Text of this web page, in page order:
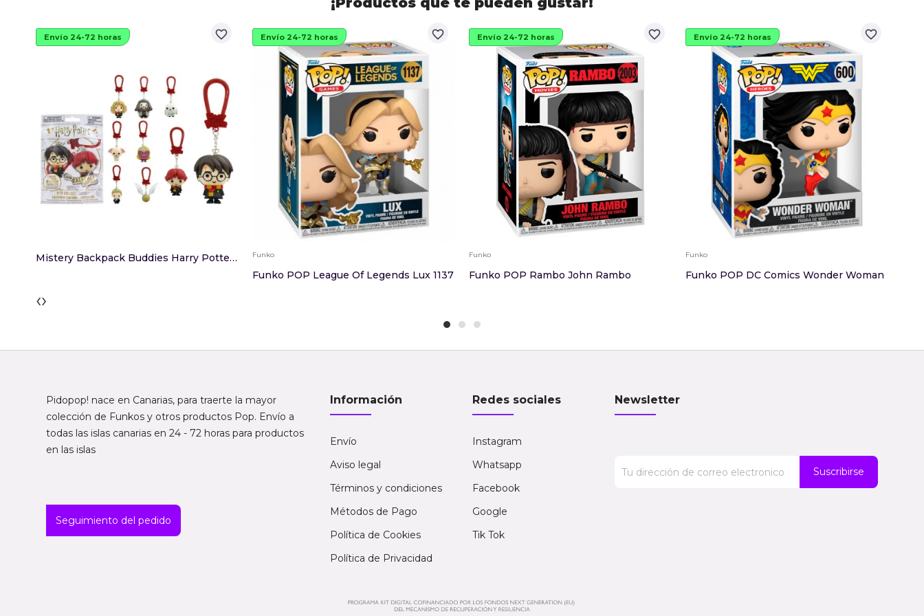
favorite_border
Envío 24-72 horas
Mistery Backpack Buddies Harry Potter Surtido
favorite_border
Envío 24-72 horas
Funko
Funko POP League Of Legends Lux 1137
favorite_border
Envío 24-72 horas
Funko
Funko POP Rambo John Rambo
favorite_border
Envío 24-72 horas
Funko
Funko POP DC Comics Wonder Woman
‹›
Pidopop! nace en Canarias, para traerte la mayor
colección de Funkos y otros productos Pop. Envío a
todas las islas canarias en 24 - 72 horas para productos
en las islas
Seguimiento del pedido
Información
Envío
Aviso legal
Términos y condiciones
Métodos de Pago
Política de Cookies
Política de Privacidad
Redes sociales
Instagram
Whatsapp
Facebook
Google
Tik Tok
Newsletter